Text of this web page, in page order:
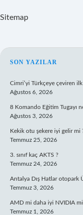
Hakkımızda
Sitemap
SON YAZILAR
Cimri’yi Türkçeye çeviren
Ağustos 6, 2026
8 Komando Eğitim Tugayı
Ağustos 3, 2026
Kekik otu şekere iyi gelir mi
Temmuz 25, 2026
3. sınıf kaç AKTS ?
Temmuz 24, 2026
Antalya Dış Hatlar otopark
Temmuz 3, 2026
AMD mi daha iyi NVIDIA mi
Temmuz 1, 2026